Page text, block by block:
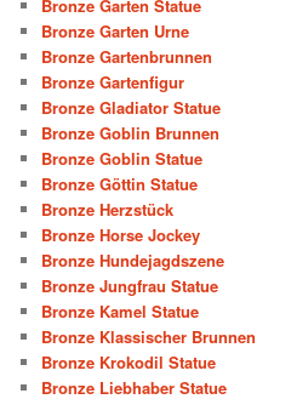
Bronze Garten Statue
Bronze Garten Urne
Bronze Gartenbrunnen
Bronze Gartenfigur
Bronze Gladiator Statue
Bronze Goblin Brunnen
Bronze Goblin Statue
Bronze Göttin Statue
Bronze Herzstück
Bronze Horse Jockey
Bronze Hundejagdszene
Bronze Jungfrau Statue
Bronze Kamel Statue
Bronze Klassischer Brunnen
Bronze Krokodil Statue
Bronze Liebhaber Statue